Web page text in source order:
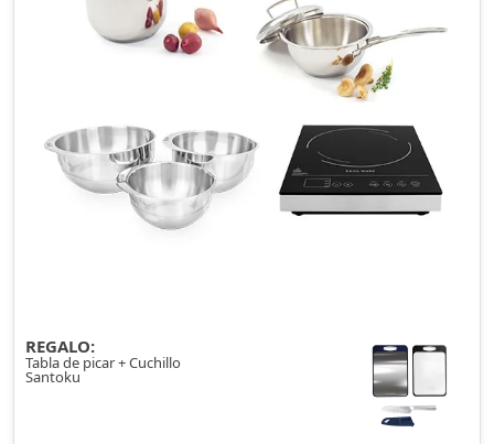
REGALO:
Tabla de picar + Cuchillo
Santoku